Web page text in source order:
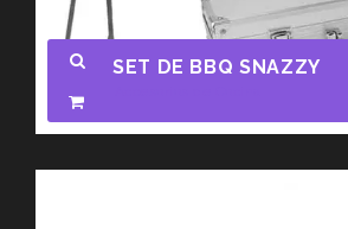
SET DE BBQ SNAZZY